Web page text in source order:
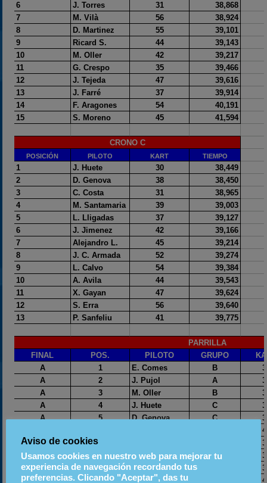
Aviso de cookies
Usamos cookies en nuestro web para mejorar tu
experiencia de navegación recordando tus
preferencias. Clicando "Aceptar", das tu